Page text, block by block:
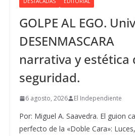
GOLPE AL EGO.
DESENMASCARA
narrativa y estética
seguridad.
6 agosto, 2026 El Independiente
Por: Miguel A. Saavedra. El guion
perfecto de la «Doble Cara»: